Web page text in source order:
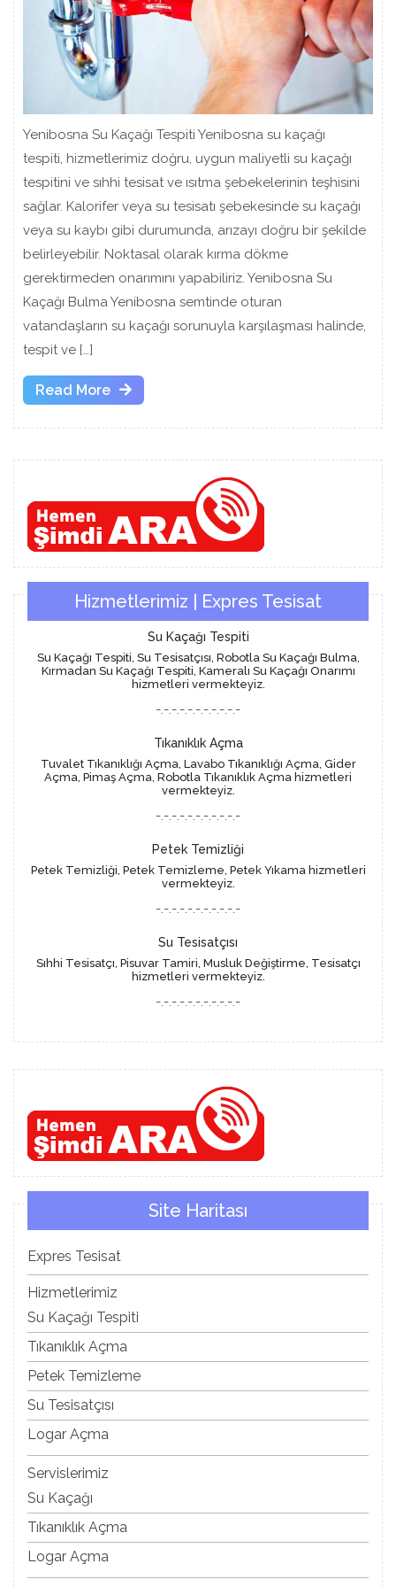
Yenibosna Su Kaçağı Tespiti Yenibosna su kaçağı
tespiti, hizmetlerimiz doğru, uygun maliyetli su kaçağı
tespitini ve sıhhi tesisat ve ısıtma şebekelerinin teşhisini
sağlar. Kalorifer veya su tesisatı şebekesinde su kaçağı
veya su kaybı gibi durumunda, arızayı doğru bir şekilde
belirleyebilir. Noktasal olarak kırma dökme
gerektirmeden onarımını yapabiliriz. Yenibosna Su
Kaçağı Bulma Yenibosna semtinde oturan
vatandaşların su kaçağı sorunuyla karşılaşması halinde,
tespit ve […]
Read More
Read
Hizmetlerimiz | Expres Tesisat
Su Kaçağı Tespiti
Su Kaçağı Tespiti, Su Tesisatçısı, Robotla Su Kaçağı Bulma,
Kırmadan Su Kaçağı Tespiti, Kameralı Su Kaçağı Onarımı
hizmetleri vermekteyiz.
-.-.-.-.-.-.-.-.-.-.-
Tıkanıklık Açma
Tuvalet Tıkanıklığı Açma, Lavabo Tıkanıklığı Açma, Gider
Açma, Pimaş Açma, Robotla Tıkanıklık Açma hizmetleri
vermekteyiz.
-.-.-.-.-.-.-.-.-.-.-
Petek Temizliği
Petek Temizliği, Petek Temizleme, Petek Yıkama hizmetleri
vermekteyiz.
-.-.-.-.-.-.-.-.-.-.-
Su Tesisatçısı
Sıhhi Tesisatçı, Pisuvar Tamiri, Musluk Değiştirme, Tesisatçı
hizmetleri vermekteyiz.
-.-.-.-.-.-.-.-.-.-.-
Site Haritası
Expres Tesisat
Hizmetlerimiz
Su Kaçağı Tespiti
Tıkanıklık Açma
Petek Temizleme
Su Tesisatçısı
Logar Açma
Servislerimiz
Su Kaçağı
Tıkanıklık Açma
Logar Açma